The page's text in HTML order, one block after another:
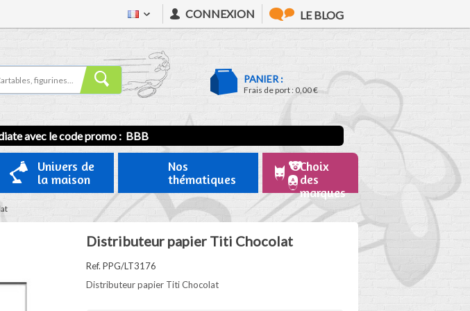
CONNEXION LE BLOG
PANIER :
Frais de port : 0,00 €
avec le code promo : BBB
Univers de
la maison
Nos
thématiques
Choix
des
marques
Distributeur papier Titi Chocolat
Ref. PPG/LT3176
Distributeur papier Titi Chocolat